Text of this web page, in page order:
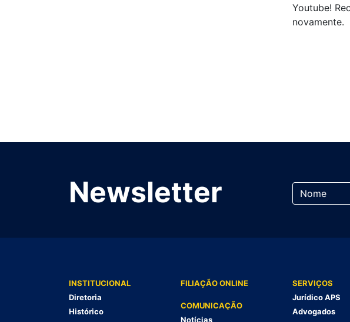
Youtube!
novamente.
Newsletter
INSTITUCIONAL
Diretoria
Histórico
FILIAÇÃO ONLINE
COMUNICAÇÃO
Notícias
SERVIÇOS
Jurídico APS
Advogados